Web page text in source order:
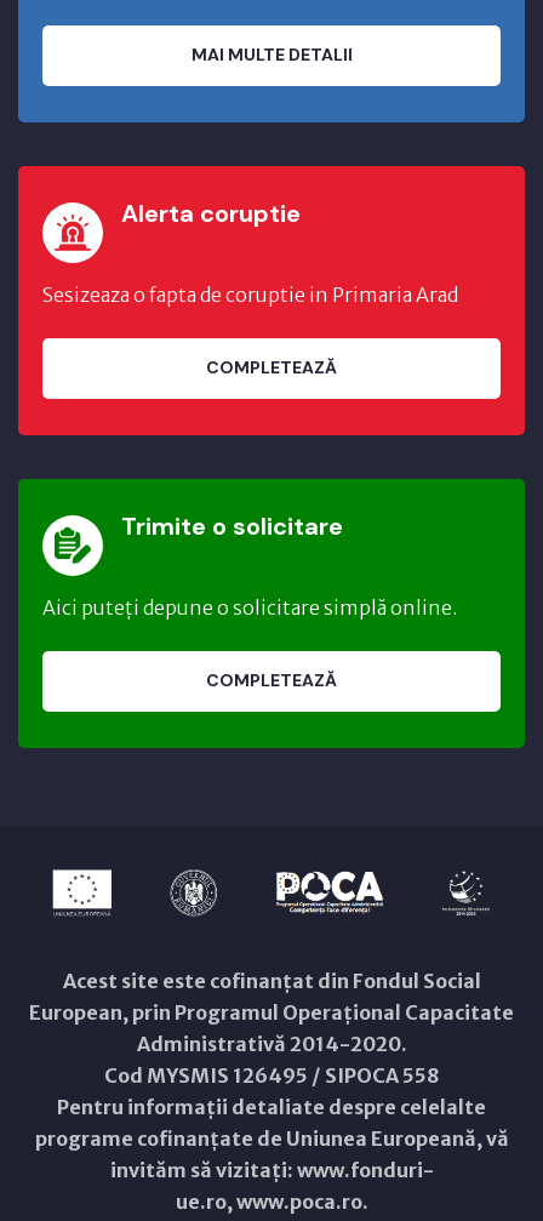
MAI MULTE DETALII
Alerta coruptie
Sesizeaza o fapta de coruptie in Primaria Arad
COMPLETEAZĂ
Trimite o solicitare
Aici puteți depune o solicitare simplă online.
COMPLETEAZĂ
Acest site este cofinanțat din Fondul Social
European, prin Programul Operațional Capacitate
Administrativă 2014-2020.
Cod MYSMIS 126495 / SIPOCA 558
Pentru informații detaliate despre celelalte
programe cofinanțate de Uniunea Europeană, vă
invităm să vizitați: www.fonduri-
ue.ro,www.poca.ro.